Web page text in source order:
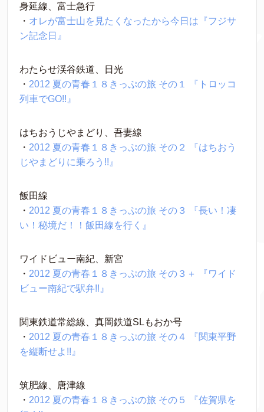
身延線、富士急行
・ オレが富士山を見たくなったから今日は『フジサ
ン記念日』
わたらせ渓谷鉄道、日光
・ 2012 夏の青春１８きっぷの旅 その１ 『トロッコ
列車でGO!!』
はちおうじやまどり、吾妻線
・ 2012 夏の青春１８きっぷの旅 その２ 『はちおう
じやまどりに乗ろう!!』
飯田線
・ 2012 夏の青春１８きっぷの旅 その３ 『長い！凄
い！秘境だ！！飯田線を行く』
ワイドビュー南紀、新宮
・ 2012 夏の青春１８きっぷの旅 その３＋ 『ワイド
ビュー南紀で駅弁!!』
関東鉄道常総線、真岡鉄道SLもおか号
・ 2012 夏の青春１８きっぷの旅 その４ 『関東平野
を縦断せよ!!』
筑肥線、唐津線
・ 2012 夏の青春１８きっぷの旅 その５ 『佐賀県を